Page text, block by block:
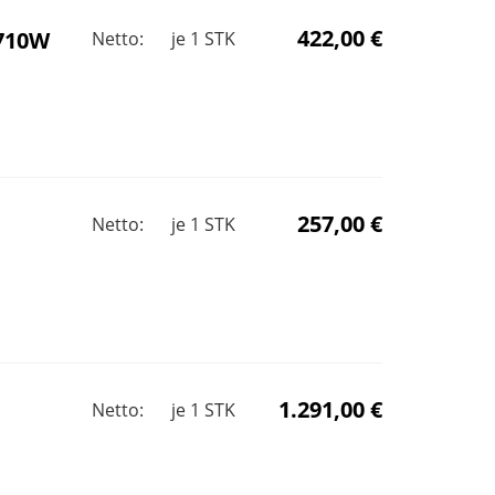
Netto: je 1 STK 422,00 €
Netto: je 1 STK 257,00 €
Netto: je 1 STK 1.291,00 €